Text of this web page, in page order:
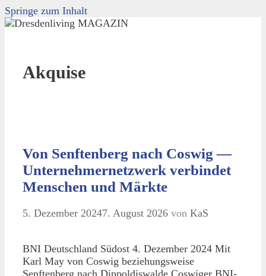
Springe zum Inhalt
Akquise
Von Senftenberg nach Coswig —
Unternehmernetzwerk verbindet
Menschen und Märkte
5. Dezember 20247. August 2026 von KaS
BNI Deutschland Südost 4. Dezember 2024 Mit
Karl May von Coswig beziehungsweise